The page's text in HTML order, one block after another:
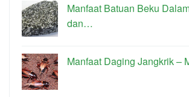
Manfaat Batuan Beku
dan…
Manfaat Daging Jangkrik –